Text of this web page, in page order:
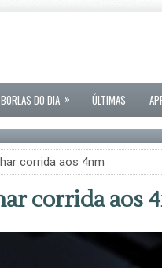
BORLAS DO DIA » ÚLTIMAS
corrida aos 4nm
corrida aos